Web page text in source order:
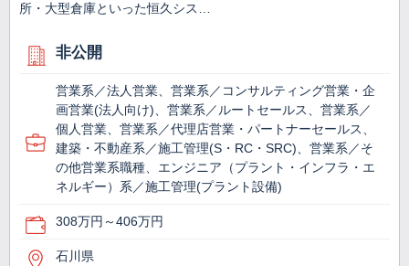
所・大型倉庫といった恒久シス…
非公開
営業系／法人営業、営業系／コンサルティング営業・企
画営業(法人向け)、営業系／ルートセールス、営業系／
個人営業、営業系／代理店営業・パートナーセールス、
建築・不動産系／施工管理(S・RC・SRC)、営業系／そ
の他営業系職種、エンジニア（プラント・インフラ・エ
ネルギー）系／施工管理(プラント設備)
308万円～406万円
石川県